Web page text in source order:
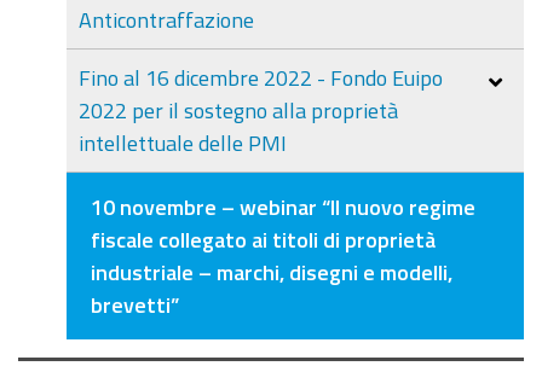
modelli,
brevetti”
organizzato
Innexta
Consorzio
Camerale
Anticontraffazione
Fino al 16 dicembre 2022 - Fondo Euipo
2022 per il sostegno alla proprietà
intellettuale delle PMI
10 novembre – webinar “Il nuovo regime
fiscale collegato ai titoli di proprietà
industriale – marchi, disegni e modelli,
brevetti”